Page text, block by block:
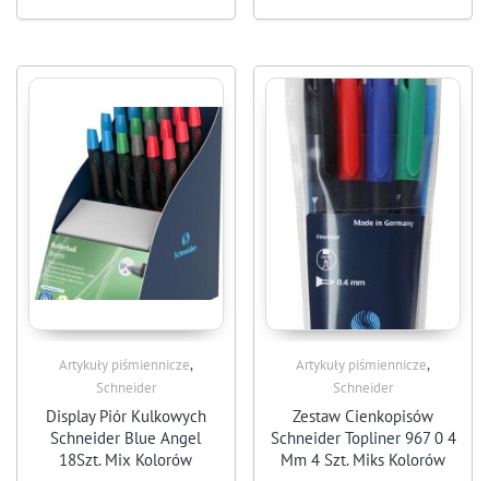
Artykuły piśmiennicze,
Schneider
Display Piór Kulkowych
Schneider Blue Angel
18Szt. Mix Kolorów
Artykuły piśmiennicze,
Schneider
Zestaw Cienkopisów
Schneider Topliner 967 0 4
Mm 4 Szt. Miks Kolorów